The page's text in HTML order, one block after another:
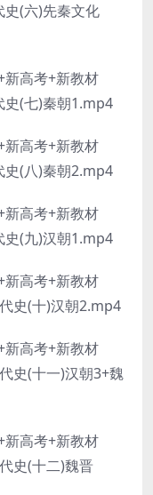
(六)先秦文化
高考+新教材
史(七)秦朝1.mp4
高考+新教材
史(八)秦朝2.mp4
高考+新教材
史(九)汉朝1.mp4
高考+新教材
史(十)汉朝2.mp4
高考+新教材
史(十一)汉朝3+魏
高考+新教材
史(十二)魏晋